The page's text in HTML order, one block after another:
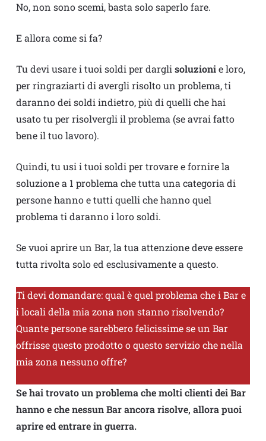
No, non sono scemi, basta solo saperlo fare.
E allora come si fa?
Tu devi usare i tuoi soldi per darglisoluzionie loro,
per ringraziarti di avergli risolto un problema, ti
daranno dei soldi indietro, più di quelli che hai
usato tu per risolvergli il problema (se avrai fatto
bene il tuo lavoro).
Quindi, tu usi i tuoi soldi per trovare e fornire la
soluzione a 1 problema che tutta una categoria di
persone hanno e tutti quelli che hanno quel
problema ti daranno i loro soldi.
Se vuoi aprire un Bar, la tua attenzione deve essere
tutta rivolta solo ed esclusivamente a questo.
Ti devi domandare: qual è quel problema che i Bar e
i locali della mia zona non stanno risolvendo?
Quante persone sarebbero felicissime se un Bar
offrisse questo prodotto o questo servizio che nella
mia zona nessuno offre?
Se hai trovato un problema che molti clienti dei Bar
hanno e che nessun Bar ancora risolve, allora puoi
aprire ed entrare in guerra.